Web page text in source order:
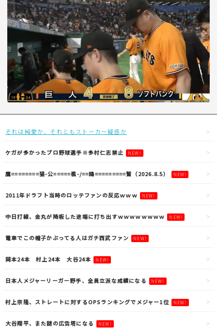
それは純愛か、それともストーカー疑惑か
ケガが多かったプロ野球選手※多村仁志禁止 NEW!
鷹========猫-公=====檻-/==鴎=========鷲（2026.8.5） NEW!
2011年ドラフト当時のロッテファンの反応ｗｗｗ NEW!
中日打線、金丸が降板した途端に打ち出すｗｗｗｗｗｗｗｗ NEW!
電車でこの帽子かぶってる人はガチ西武ファン NEW!
岡本24本 村上24本 大谷24本 NEW!
日本人メジャーリーガー野手、全員立派な成績になる NEW!
村上宗隆、ストレートに対するOPSランキングでメジャー1位 NEW!
大谷翔平、また謎の広告塔になる NEW!